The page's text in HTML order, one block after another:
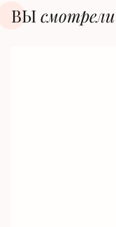
ВЫсмотрели